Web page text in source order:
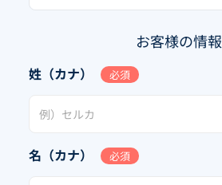
お客様の情報
姓（カナ） 必須
名（カナ） 必須